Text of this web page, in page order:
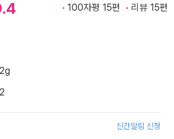
100자평 15편 리뷰 15편
신간알림 신청